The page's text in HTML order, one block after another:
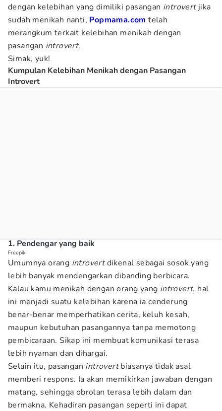
dengan kelebihan yang dimiliki pasangan introvertjika
sudah menikah nanti, Popmama.com telah
merangkum terkait kelebihan menikah dengan
pasangan introvert.
Simak, yuk!
Kumpulan Kelebihan Menikah dengan Pasangan
Introvert
1. Pendengar yang baik
Freepik
Umumnya orang introvertdikenal sebagai sosok yang
lebih banyak mendengarkan dibanding berbicara.
Kalau kamu menikah dengan orang yang introvert, hal
ini menjadi suatu kelebihan karena ia cenderung
benar-benar memperhatikan cerita, keluh kesah,
maupun kebutuhan pasangannya tanpa memotong
pembicaraan. Sikap ini membuat komunikasi terasa
lebih nyaman dan dihargai.
Selain itu, pasangan introvertbiasanya tidak asal
memberi respons. Ia akan memikirkan jawaban dengan
matang, sehingga obrolan terasa lebih dalam dan
bermakna. Kehadiran pasangan seperti ini dapat